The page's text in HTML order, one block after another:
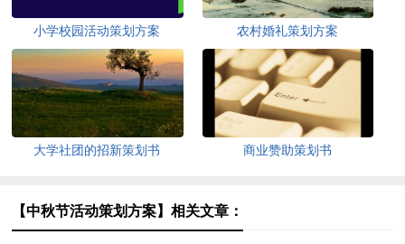
小学校园活动策划方案 农村婚礼策划方案
大学社团的招新策划书 商业赞助策划书
【中秋节活动策划方案】相关文章：